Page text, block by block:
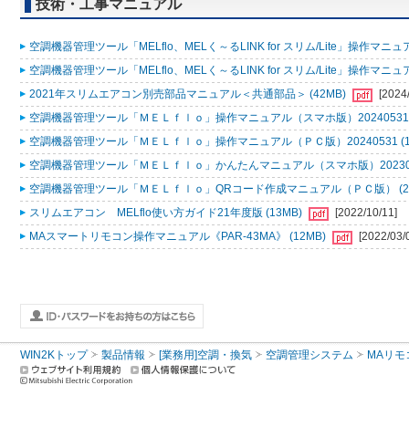
技術・工事マニュアル
空調機器管理ツール「MELflo、MELく～るLINK for スリム/Lite」操作マニュ
空調機器管理ツール「MELflo、MELく～るLINK for スリム/Lite」操作マニュ
2021年スリムエアコン別売部品マニュアル＜共通部品＞ (42MB)
空調機器管理ツール「ＭＥＬｆｌｏ」操作マニュアル（スマホ版）
空調機器管理ツール「ＭＥＬｆｌｏ」操作マニュアル（ＰＣ版）20240531
空調機器管理ツール「ＭＥＬｆｌｏ」かんたんマニュアル（スマホ版）
空調機器管理ツール「ＭＥＬｆｌｏ」QRコード作成マニュアル（ＰＣ版）
スリムエアコン MELflo使い方ガイド21年度版 (13MB)
[2022/10/11]
MAスマートリモコン操作マニュアル《PAR-43MA》 (12MB)
[2022/03/
WIN2Kトップ 製品情報 [業務用]空調・換気 空調管理システム MAリモ